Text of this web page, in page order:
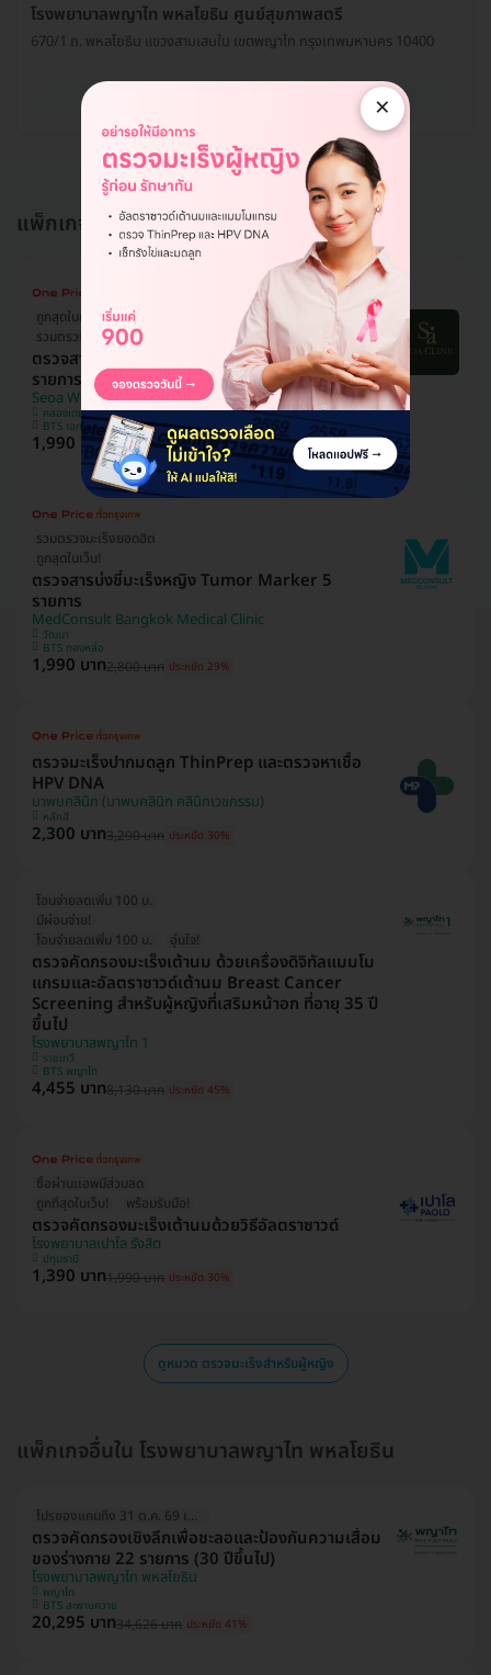
โรงพยาบาลพญาไท พหลโยธิน ศูนย์สุขภาพสตรี
670/1 ถ. พหลโยธิน แขวงสามเสนใน เขตพญาไท กรุงเทพมหานคร 10400
แพ็กเกจอื่นใน ตรวจมะเร็งสำหรับผู้หญิง
ถูกสุดในเว็บ!
รวมตรวจมะเร็งยอดฮิต
ตรวจสารบ่งชี้มะเร็งหญิง Tumor Marker 5
รายการ
Seoa Wellness Clinic (โซอา คลินิกเวชกรรม)
คลองเตย
BTS เอกมัย
1,990 บาท2,800 บาท ประหยัด 29%
รวมตรวจมะเร็งยอดฮิต
ถูกสุดในเว็บ!
ตรวจสารบ่งชี้มะเร็งหญิง Tumor Marker 5
รายการ
MedConsult Bangkok Medical Clinic
วัฒนา
BTS ทองหล่อ
1,990 บาท2,800 บาท ประหยัด 29%
ตรวจมะเร็งปากมดลูก ThinPrep และตรวจหาเชื้อ
HPV DNA
มาพบคลินิก (มาพบคลินิก คลินิกเวชกรรม)
หลักสี่
2,300 บาท3,290 บาท ประหยัด 30%
โอนจ่ายลดเพิ่ม 100 บ.
มีผ่อนจ่าย!
โอนจ่ายลดเพิ่ม 100 บ.
อุ่นใจ!
ตรวจคัดกรองมะเร็งเต้านม ด้วยเครื่องดิจิทัลแมมโม
แกรมและอัลตราซาวด์เต้านม Breast Cancer
Screening สำหรับผู้หญิงที่เสริมหน้าอก ที่อายุ 35 ปี
ขึ้นไป
โรงพยาบาลพญาไท 1
ราชเทวี
BTS พญาไท
4,455 บาท8,130 บาท ประหยัด 45%
ซื้อผ่านเเอพมีส่วนลด
ถูกที่สุดในเว็บ!
พร้อมรับมือ!
ตรวจคัดกรองมะเร็งเต้านมด้วยวิธีอัลตราซาวด์
โรงพยาบาลเปาโล รังสิต
ปทุมธานี
1,390 บาท1,990 บาท ประหยัด 30%
ดูหมวด ตรวจมะเร็งสำหรับผู้หญิง
แพ็กเกจอื่นใน โรงพยาบาลพญาไท พหลโยธิน
โปรของแถมถึง 31 ต.ค. 69 เท่านั้น!
ตรวจคัดกรองเชิงลึกเพื่อชะลอและป้องกันความเสื่อม
ของร่างกาย 22 รายการ (30 ปีขึ้นไป)
โรงพยาบาลพญาไท พหลโยธิน
พญาไท
BTS สะพานควาย
20,295 บาท34,626 บาท ประหยัด 41%
×